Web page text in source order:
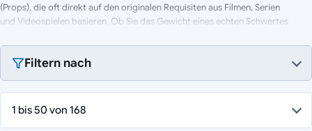
(Props), die oft direkt auf den originalen Requisiten aus Filmen, Serien
und Videospielen basieren. Ob Sie das Gewicht eines echten Schwertes
Modellauto in die Vitrine stellen wollen – wir bieten Ihnen die passende
Ausrüstung für Ihre Leidenschaft.
Entdecken Sie unsere Sammlung:
Filtern nach
1 bis 50 von 168